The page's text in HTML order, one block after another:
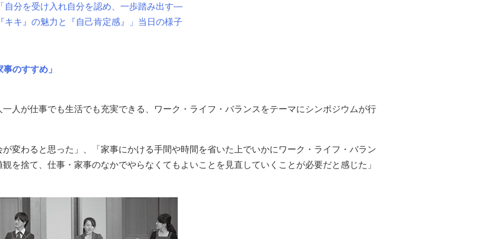
「自分を受け入れ自分を認め、一歩踏み出す―
『キキ』の魅力と『自己肯定感』」当日の様子
のすすめ」
人が仕事でも生活でも充実できる、ワーク・ライフ・バランスをテーマにシンポジウムが行
変わると思った」、「家事にかける手間や時間を省いた上でいかにワーク・ライフ・バラン
を捨て、仕事・家事のなかでやらなくてもよいことを見直していくことが必要だと感じた」